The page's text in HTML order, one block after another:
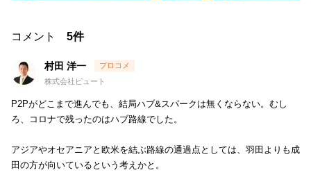
コメント 5件
村田 洋一
株式会社ビュート
P2Pがどこまで進んでも、結局ハブ&スパークは無くならない。むし
ろ、コロナで残ったのはハブ路線でした。
アジアやオセアニアと欧米を結ぶ路線の通過点としては、羽田よりも成
田の方が向いているという考えかと。